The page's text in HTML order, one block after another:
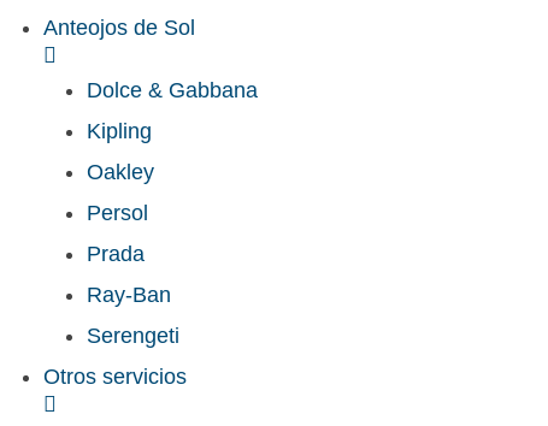
Anteojos de Sol
Dolce & Gabbana
Kipling
Oakley
Persol
Prada
Ray-Ban
Serengeti
Otros servicios